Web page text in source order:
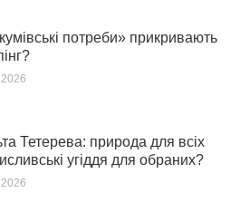
потреби» прикривають
Тетерева: природа для всіх
угіддя для обраних?